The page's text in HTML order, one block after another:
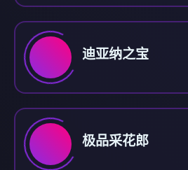
迪亚纳之宝
极品采花郎